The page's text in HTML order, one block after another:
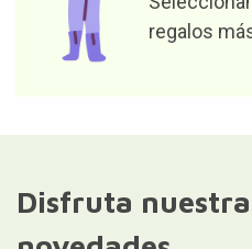
regalos
Disfruta